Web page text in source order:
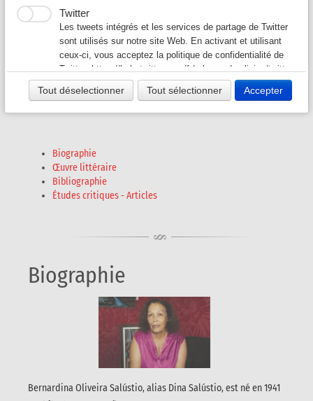
Auteurs G-L ▼
Auteurs M-O▼
Auteurs P - S▼
Revues A-K▼
Revues L-Z▼
Bernardina Oliveira
Salústio
alias Dina SALÚSTIO
née en 1941
Biographie
Œuvre littéraire
Bibliographie
Études critiques - Articles
Biographie
Bernardina Oliveira Salústio, alias Dina Salústio, est né en 1941
Twitter
Les tweets intégrés et les services de partage de Twitter
sont utilisés sur notre site Web. En activant et utilisant
ceux-ci, vous acceptez la politique de confidentialité de
Twitter:https://help.twitter.com/fr/rules-and-policies/twitter-
cookies
Tout déselectionner Tout sélectionner Accepter